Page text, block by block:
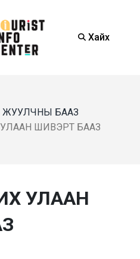
Хайх
ЖУУЛЧНЫ БААЗ
ШИВЭРТ БААЗ
УЛААН